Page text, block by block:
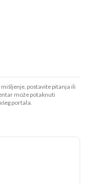
postavite pitanja ili
može potaknuti
portala.